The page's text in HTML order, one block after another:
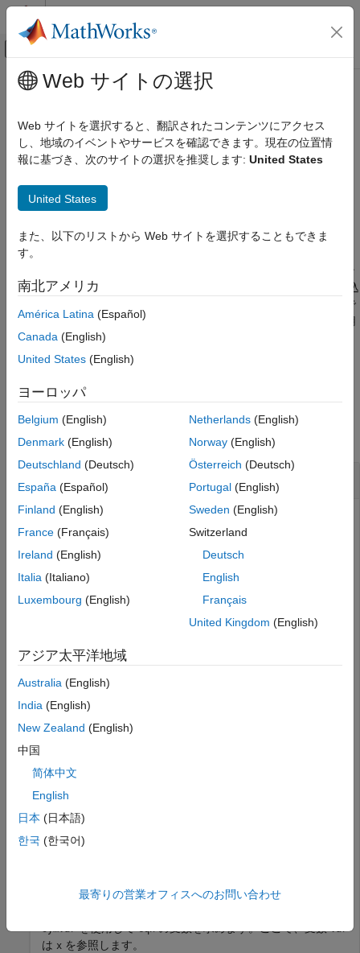
コンテンツへスキップ
オフキャンバス ナビゲーション メ
ドキュメンテーションのホーム
Symbolic Math Toolbox
MATLAB におけるシンボリック計算
Symbolic Math Toolbox
MATLAB におけるシンボリック計算
シンボリックと数値間の変換
str2sym
例
ヒント
バージョン履歴
参考
メインコンテンツ
str2sym
シンボリック式を表す文字列を評価します。
構文
説明
はシン
ボリック式を表す文字列です。式をテキスト ファイルから読み込
むか数値を厳密に指定する場合のみ、シンボリック式を文字列で
入力します。そうでない場合、シンボリック入力に文字列を使用
しないでください。
例
すべて折りたたむ
シンボリック式として文字列を評価
文字列'sin(pi)' str2sym は期待される結果
を返します。
str2sym('sin(pi)')
str2symでは、
ことを想定しています。また、
る変数をワークスペースに追加しません。
方程式
されません。
eqn = str2sym('x^2 = 4')
x^2 == 4
symvarを使用してeqnの変数を求めます。ここで、変数var
は x を参照します。
Web サイトの選択
Web サイトを選択すると、翻訳されたコンテンツにアクセス
し、地域のイベントやサービスを確認できます。現在の位置情
報に基づき、次のサイトの選択を推奨します: United States
United States
また、以下のリストから Web サイトを選択することもできま
す。
南北アメリカ
América Latina (Español)
Canada (English)
United States (English)
ヨーロッパ
Belgium (English)
Denmark (English)
Deutschland (Deutsch)
España (Español)
Finland (English)
France (Français)
Ireland (English)
Italia (Italiano)
Luxembourg (English)
Netherlands(English)
Norway(English)
Österreich (Deutsch)
Portugal(English)
Sweden (English)
Switzerland
Deutsch
English
Français
United Kingdom (English)
アジア太平洋地域
Australia (English)
India (English)
New Zealand (English)
中国
简体中文
English
日本 (日本語)
한국 (한국어)
最寄りの営業オフィスへのお問い合わせ